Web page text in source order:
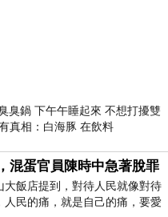
臭鍋 下午午睡起來 不想打擾雙
真相：白海豚 在飲料
混蛋官員陳時中急著脫罪
大飯店提到，對待人民就像對待
人民的痛，就是自己的痛，要愛